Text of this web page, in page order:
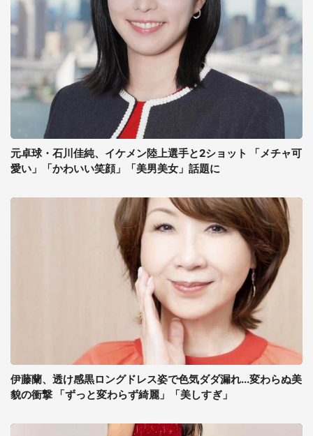
元卓球・石川佳純、イケメン陸上選手と2ショット 「メチャ可
愛い」「かわいい笑顔」「美男美女」話題に
伊藤蘭、透け感黒ロングドレス姿で色気ダダ漏れ...変わらぬ美
貌の衝撃 「ずっと変わらず綺麗」「美しすぎ」